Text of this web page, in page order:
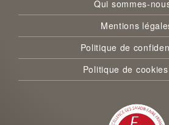
Qui sommes-
Mentions
Politique de
Politique de